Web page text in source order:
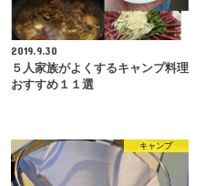
2019.9.30
５人家族がよくするキャンプ料理
おすすめ１１選
キャンプ